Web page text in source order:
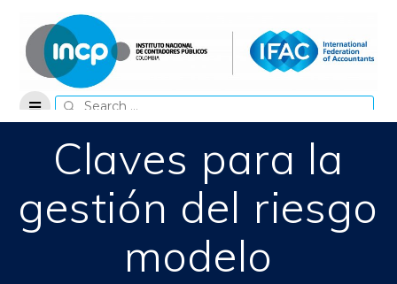
content
Search
for:
Claves para la
gestión del riesgo
modelo